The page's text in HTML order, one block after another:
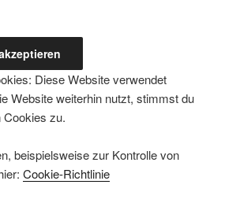
Diese Website verwendet
Website weiterhin nutzt, stimmst du
Cookies zu.
beispielsweise zur Kontrolle von
Cookie-Richtlinie